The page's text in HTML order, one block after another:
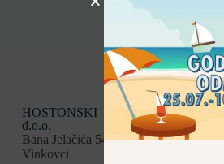
HOSTONSKI
d.o.o.
Bana Jelačića 54,
Vinkovci
Kategorije
Boile